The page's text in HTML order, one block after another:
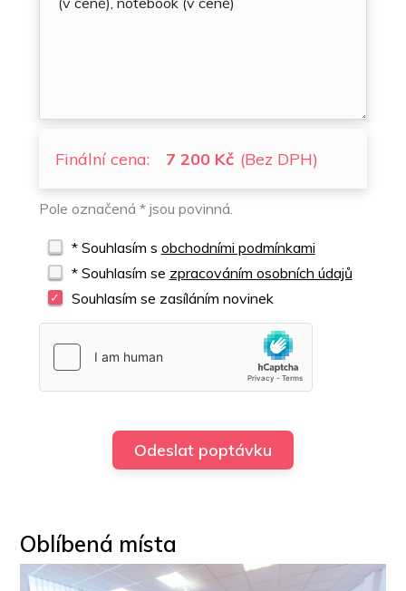
Finální cena: 7 200 Kč (Bez DPH)
Pole označená * jsou povinná.
* Souhlasím s obchodními podmínkami
* Souhlasím se zpracováním osobních údajů
Souhlasím se zasíláním novinek
Oblíbená místa